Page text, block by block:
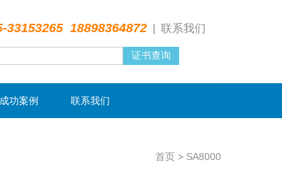
33153265 18898364872 联系我们
成功案例 联系我们
首页 > SA8000